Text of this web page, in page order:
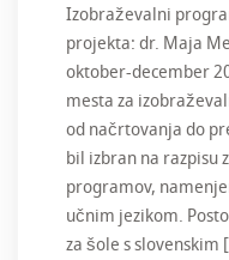
Izobraževalni
projekta: dr. Maja
oktober-december
mesta za
od načrtovanja do
bil izbran na razpisu
programov,
učnim jezikom.
za šole s slovenskim